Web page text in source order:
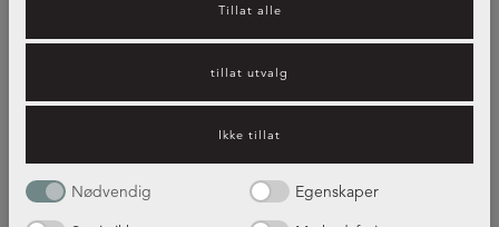
Tillat alle
tillat utvalg
Ikke tillat
Nødvendig
Egenskaper
helhetlig stil der farger og materialer passer godt sammen.